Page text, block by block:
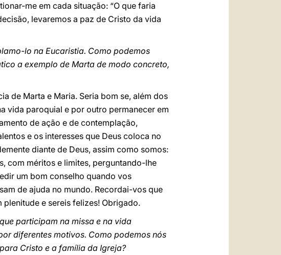
me em cada situação: “O que faria
levaremos a paz de Cristo da vida
lo na Eucaristia. Como podemos
a exemplo de Marta de modo concreto,
de Marta e Maria. Seria bom se, além dos
vida paroquial e por outro permanecer em
de ação e de contemplação,
e os interesses que Deus coloca no
diante de Deus, assim como somos:
com méritos e limites, perguntando-lhe
um bom conselho quando vos
de ajuda no mundo. Recordai-vos que
e sereis felizes! Obrigado.
participam na missa e na vida
diferentes motivos. Como podemos nós
Cristo e a família da Igreja?